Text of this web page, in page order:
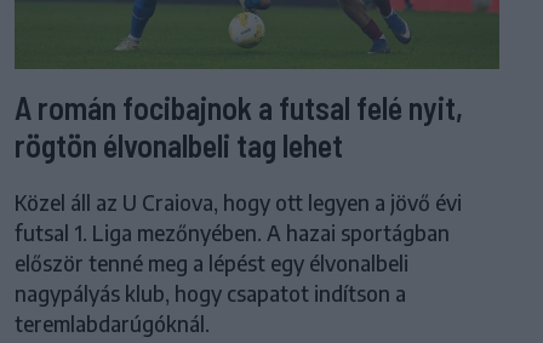
A román focibajnok a futsal felé nyit,
rögtön élvonalbeli tag lehet
Közel áll az U Craiova, hogy ott legyen a jövő évi
futsal 1. Liga mezőnyében. A hazai sportágban
először tenné meg a lépést egy élvonalbeli
nagypályás klub, hogy csapatot indítson a
teremlabdarúgóknál.